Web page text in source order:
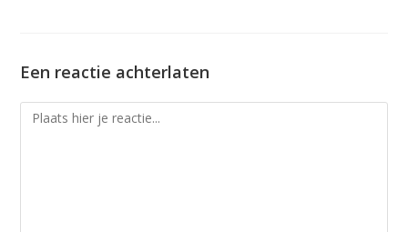
Een reactie achterlaten